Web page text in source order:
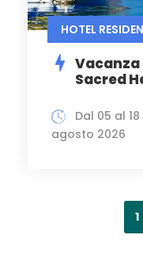
HOTEL
Vacanza
Sacred
Dal 05 al
agosto 2026
1